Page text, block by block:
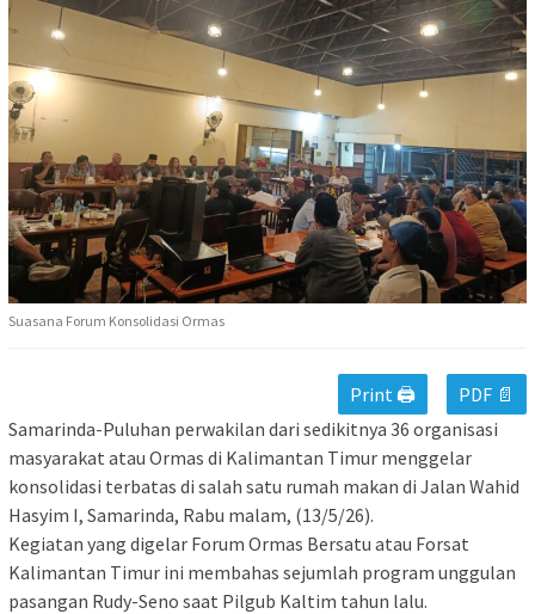
Suasana Forum Konsolidasi Ormas
Print 🖨
PDF 📄
Samarinda-Puluhan perwakilan dari sedikitnya 36 organisasi
masyarakat atau Ormas di Kalimantan Timur menggelar
konsolidasi terbatas di salah satu rumah makan di Jalan Wahid
Hasyim I, Samarinda, Rabu malam, (13/5/26).
Kegiatan yang digelar Forum Ormas Bersatu atau Forsat
Kalimantan Timur ini membahas sejumlah program unggulan
pasangan Rudy-Seno saat Pilgub Kaltim tahun lalu.